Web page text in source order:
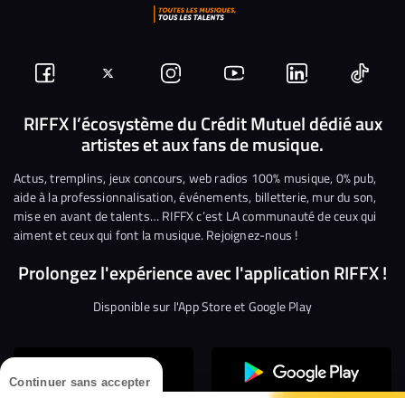
Continuer sans accepter
Suivez-
nous
Facebook
Suivez-
nous
sur
Twitter
Nous
rejoindre
sur
Instagram
Nous
rejoindre
sur
YouTube
Nous
rejoindre
sur
Linkedin
Nous
RIFFX l’écosystème du Crédit Mutuel dédié aux
artistes et aux fans de musique.
Actus, tremplins, jeux concours, web radios 100% musique, 0% pub,
aide à la professionnalisation, événements, billetterie, mur du son,
mise en avant de talents… RIFFX c’est LA communauté de ceux qui
aiment et ceux qui font la musique. Rejoignez-nous !
Prolongez l'expérience avec l'application RIFFX !
Disponible sur l'App Store et Google Play